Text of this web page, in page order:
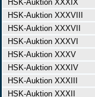
HSK-Auktion XXXIX
HSK-Auktion XXXVIII
HSK-Auktion XXXVII
HSK-Auktion XXXVI
HSK-Auktion XXXV
HSK-Auktion XXXIV
HSK-Auktion XXXIII
HSK-Auktion XXXII